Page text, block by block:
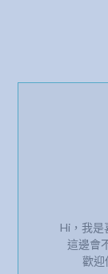
Hi，我是
這邊會
歡迎